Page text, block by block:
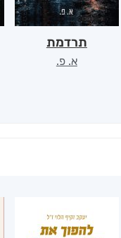
תרדמת
א. פ.